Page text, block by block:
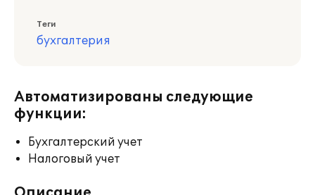
Теги
бухгалтерия
Автоматизированы следующие
функции:
Бухгалтерский учет
Налоговый учет